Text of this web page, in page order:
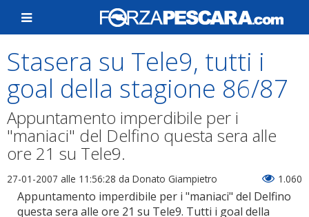
Stasera su Tele9, tutti i
goal della stagione 86/87
Appuntamento imperdibile per i
"maniaci" del Delfino questa sera alle
ore 21 su Tele9.
27-01-2007 alle 11:56:28 da Donato Giampietro 1.060
Appuntamento imperdibile per i "maniaci" del Delfino
questa sera alle ore 21 su Tele9. Tutti i goal della